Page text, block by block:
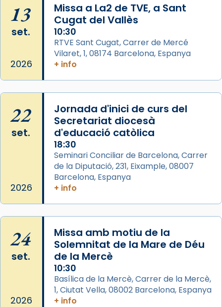
L’arquebisbe de Barcelona, el cardenal Joan
Josep Omella, ha presidit la missa i l’ha
concelebrat el bisbe auxiliar de Barcelona,
Mons. David Abadías.
📸 Dr. G. Simón
Arquebisbat de Barcelona
2 weeks ago
Memòria de les santes Juliana i
Semproniana, verges i màrtirs.
Acompanyant la història de sant Cugat, a
eterna”) són deixebles seves. I l’any 1667, el
frare Joan Gaspar Roig, afirma en una obra
que les santes són filles de l’antiga Iluro.
Mataró en reivindicarà les relíquies fins que
les aconseguirà el 1772. L’ofici que es canta
a la “Missa de les Santes” (“Missa de
13
set.
2026
Missa a La2 de TVE, a Sant
Cugat del Vallès
10:30
RTVE Sant Cugat, Carrer de Mercé
Vilaret, 1, 08174 Barcelona, Espanya
+ info
22
set.
2026
Jornada d'inici de curs del
Secretariat diocesà
d'educació catòlica
18:30
Seminari Conciliar de Barcelona, Carrer
de la Diputació, 231, Eixample, 08007
Barcelona, Espanya
+ info
24
set.
2026
Missa amb motiu de la
Solemnitat de la Mare de Déu
de la Mercè
10:30
Basílica de la Mercè, Carrer de la Mercè,
1, Ciutat Vella, 08002 Barcelona, Espanya
+ info